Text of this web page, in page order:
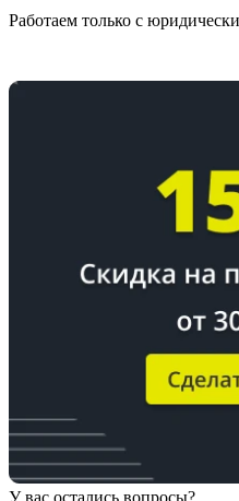
Работаем только с
У вас остались вопросы?